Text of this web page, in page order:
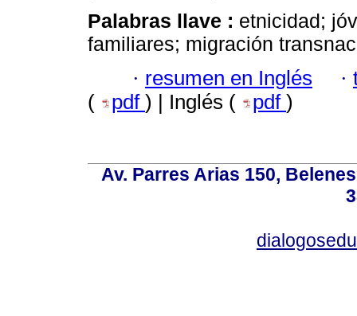
Palabras llave : etnicidad;
familiares; migración
· resumen en Inglés ·
(
pdf ) | Inglés ( pdf )
Av. Parres Arias 150,